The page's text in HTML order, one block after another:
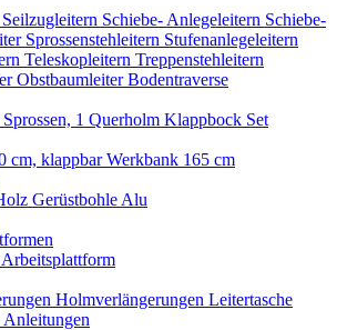
Seilzugleitern Schiebe- Anlegeleitern Schiebe-
Sprossenstehleitern Stufenanlegeleitern
Teleskopleitern Treppenstehleitern
ObstbaumleiterBodentraverse
1 Querholm Klappbock Set
cm, klappbarWerkbank 165 cm
Gerüstbohle Alu
Arbeitsplattform
Holmverlängerungen Leitertasche
Anleitungen